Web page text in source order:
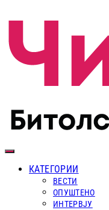
КАТЕГОРИИ
ВЕСТИ
ОПУШТЕНО
ИНТЕРВЈУ